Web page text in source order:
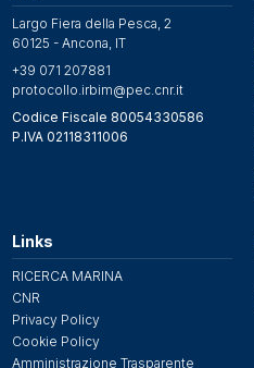
Largo Fiera della Pesca, 2
60125 - Ancona, IT
+39 071 207881
protocollo.irbim@pec.cnr.it
Codice Fiscale 80054330586
P.IVA 02118311006
Links
RICERCA MARINA
CNR
Privacy Policy
Cookie Policy
Amministrazione Trasparente